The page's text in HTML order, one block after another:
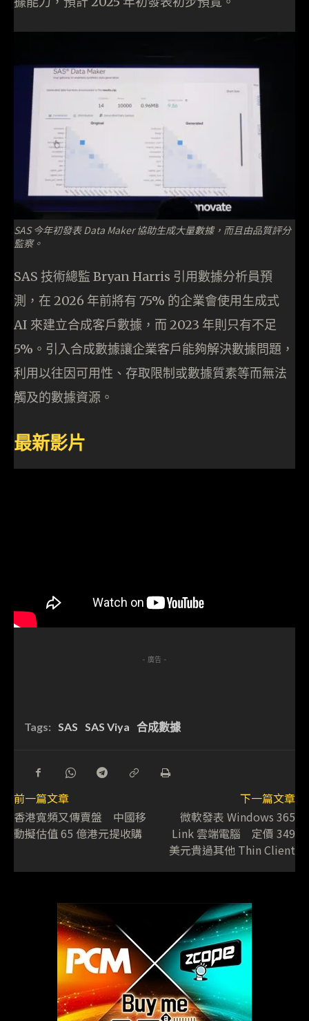
SAS 今年初發表 Data Maker 協助生成大量數據，而且由品質評分
監察。
SAS 技術總監 Bryan Harris 引用數據分析員預
測，在 2026 年前將有 75% 的企業會使用生成式
AI 來建立合成客戶數據，而 2023 年則只有不足
5%。引入合成數據讓企業客戶能夠解決數據問題，
利用以往因可用性、存取限制或數據質素等而無法
觸及的數據資源。
最新影片
- 廣告 -
Tags: SAS SAS Viya 合成數據
前一篇文章
香港寬頻又傳賣盤 中國移
動擬估值 65 億港元提收購
下一篇文章
微軟發表 Windows 365
Link 雲端電腦 定價 349
美元貴過其他 Thin Client